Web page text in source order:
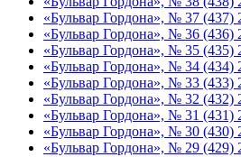
«Бульвар Гордона», № 37 (437)
«Бульвар Гордона», № 36 (436)
«Бульвар Гордона», № 35 (435)
«Бульвар Гордона», № 34 (434)
«Бульвар Гордона», № 33 (433)
«Бульвар Гордона», № 32 (432)
«Бульвар Гордона», № 31 (431)
«Бульвар Гордона», № 30 (430)
«Бульвар Гордона», № 29 (429)